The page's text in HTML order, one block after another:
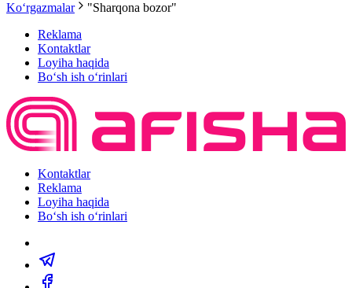
Ko‘rgazmalar
"Sharqona bozor"
Reklama
Kontaktlar
Loyiha haqida
Bo‘sh ish o‘rinlari
Kontaktlar
Reklama
Loyiha haqida
Bo‘sh ish o‘rinlari